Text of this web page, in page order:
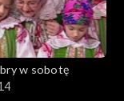
w sobotę